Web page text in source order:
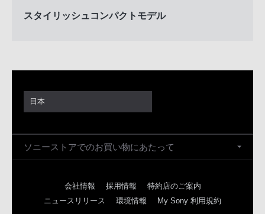
スタイリッシュコンパクトモデル
日本
ソニーストアでのお買い物にあたって
会社情報 採用情報
特約店のご案内
ニュースリリース
環境情報 My Sony 利用規約